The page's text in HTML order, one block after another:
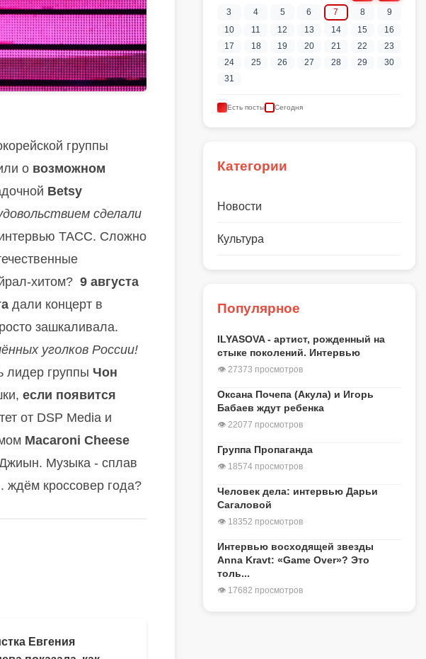
группы
о возможном
Betsy
сделали
интервью ТАСС. Сложно
хитом? 9 августа
дали концерт в
зашкаливала.
уголков России!
лидер группы Чон
если появится
от DSP Media и
Macaroni Cheese
Музыка - сплав
ждём кроссовер года?
Евгения
3
4 5 6 7 8
9
10
11 12 13 14 15
16
17
18 19 20 21 22
23
24
25 26 27 28 29
30
31
Есть посты Сегодня
Категории
Новости
Культура
Популярное
ILYASOVA - артист, рожденный на
стыке поколений. Интервью
👁 27373 просмотров
Оксана Почепа (Акула) и Игорь
Бабаев ждут ребенка
👁 22077 просмотров
Группа Пропаганда
👁 18574 просмотров
Человек дела: интервью Дарьи
Сагаловой
👁 18352 просмотров
Интервью восходящей звезды
Anna Kravt: «Game Over»? Это
толь...
👁 17682 просмотров